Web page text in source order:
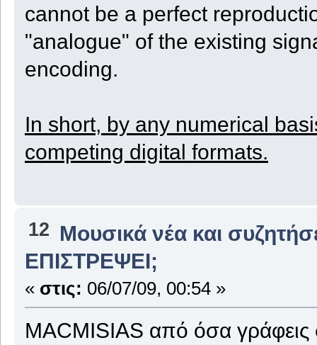
cannot be a perfect
"analogue" of the existing
encoding.
In short, by any numerical
competing digital formats.
12 Μουσικά νέα και
ΕΠΙΣΤΡΕΨΕΙ;
« στις: 06/07/09, 00:54 »
MACMISIAS από όσα γράφεις